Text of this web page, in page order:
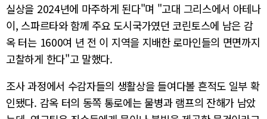
실상을 2024년에 마주하게 된다"며 "고대 그리스에서 아테나
이, 스파르타와 함께 주요 도시국가였던 코린토스에 남은 감
옥 터는 1600여 년 전 이 지역을 지배한 로마인들의 면면까지
고찰하게 한다"고 말했다.
조사 과정에서 수감자들의 생활상을 들여다볼 흔적도 일부 확
인됐다. 감옥 터의 동쪽 통로에는 물병과 램프의 잔해가 남았